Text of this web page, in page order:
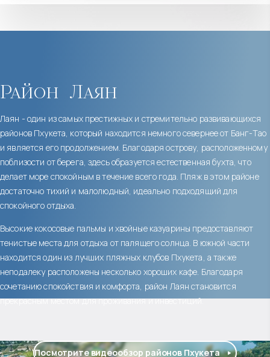
Район Лаян
Лаян - один из самых престижных и стремительно развивающихся
районов Пхукета, который находится немного севернее от Банг-Тао
и является его продолжением. Благодаря острову, расположенному
поблизости от берега, здесь образуется естественная бухта, что
делает море спокойным в течение всего года. Пляж в этом районе
достаточно тихий и малолюдный, идеально подходящий для
спокойного отдыха.
Высокие кокосовые пальмы и хвойные казуарины предоставляют
тенистые места для отдыха от палящего солнца. В южной части
находится один из лучших пляжных клубов Пхукета, а также
неподалеку расположены несколько хороших кафе. Благодаря
сочетанию спокойствия и комфорта, район Лаян становится
прекрасным местом для проживания и инвестиций.
Посмотрите видеообзор районов Пхукета